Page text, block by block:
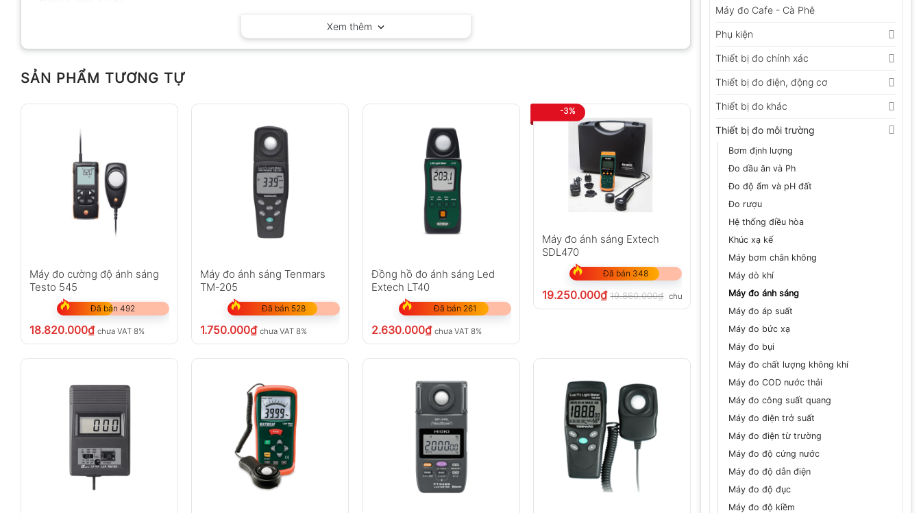
Máy đo Cafe - Cà Phê
Phụ kiện
Thiết bị đo chính xác
Thiết bị đo điện, động cơ
Thiết bị đo khác
Thiết bị đo môi trường
Bơm định lượng
Đo dầu ăn và Ph
Đo độ ẩm và pH đất
Đo rượu
Hệ thống điều hòa
Khúc xạ kế
Máy bơm chân không
Máy dò khí
Máy đo ánh sáng
Máy đo áp suất
Máy đo bức xạ
Máy đo bụi
Máy đo chất lượng không khí
Máy đo COD nước thải
Máy đo công suất quang
Máy đo điện trở suất
Máy đo điện từ trường
Máy đo độ cứng nước
Máy đo độ dẫn điện
Máy đo độ đục
Máy đo độ kiềm
Xem thêm
SẢN PHẨM TƯƠNG TỰ
Máy đo cường độ ánh sáng
Testo 545
Đã bán 492
18.820.000₫ chưa VAT 8%
Máy đo ánh sáng Tenmars
TM-205
Đã bán 528
1.750.000₫ chưa VAT 8%
Đồng hồ đo ánh sáng Led
Extech LT40
Đã bán 261
2.630.000₫ chưa VAT 8%
-3%
Máy đo ánh sáng Extech
SDL470
Đã bán 348
19.250.000₫ 19.860.000₫ chưa VAT 8%